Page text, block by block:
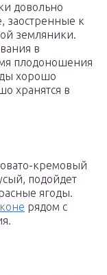
довольно
заостренные к
земляники.
в
плодоношения
хорошо
хранятся в
кремовый
подойдет
ягоды.
рядом с